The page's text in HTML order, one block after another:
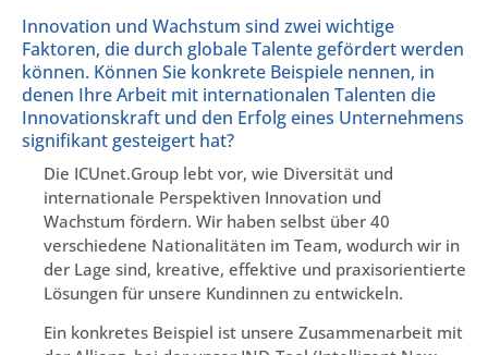
Innovation und Wachstum sind zwei wichtige
Faktoren, die durch globale Talente gefördert werden
können. Können Sie konkrete Beispiele nennen, in
denen Ihre Arbeit mit internationalen Talenten die
Innovationskraft und den Erfolg eines Unternehmens
signifikant gesteigert hat?
Die ICUnet.Group lebt vor, wie Diversität und
internationale Perspektiven Innovation und
Wachstum fördern. Wir haben selbst über 40
verschiedene Nationalitäten im Team, wodurch wir in
der Lage sind, kreative, effektive und praxisorientierte
Lösungen für unsere Kundinnen zu entwickeln.
Ein konkretes Beispiel ist unsere Zusammenarbeit mit